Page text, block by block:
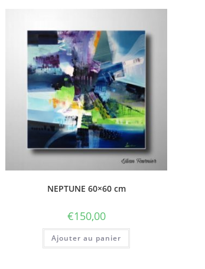
NEPTUNE 60×60 cm
€150,00
Ajouter au panier